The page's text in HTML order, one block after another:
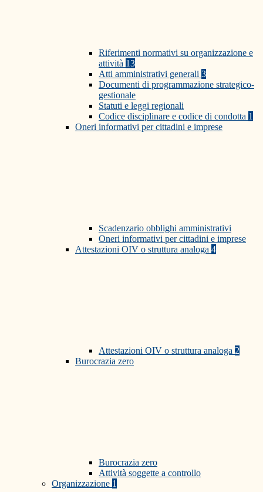
Riferimenti normativi su organizzazione e
attività 13
Atti amministrativi generali 3
Documenti di programmazione strategico-
gestionale
Statuti e leggi regionali
Codice disciplinare e codice di condotta 1
Oneri informativi per cittadini e imprese
Scadenzario obblighi amministrativi
Oneri informativi per cittadini e imprese
Attestazioni OIV o struttura analoga 4
Attestazioni OIV o struttura analoga 2
Burocrazia zero
Burocrazia zero
Attività soggette a controllo
Organizzazione 1